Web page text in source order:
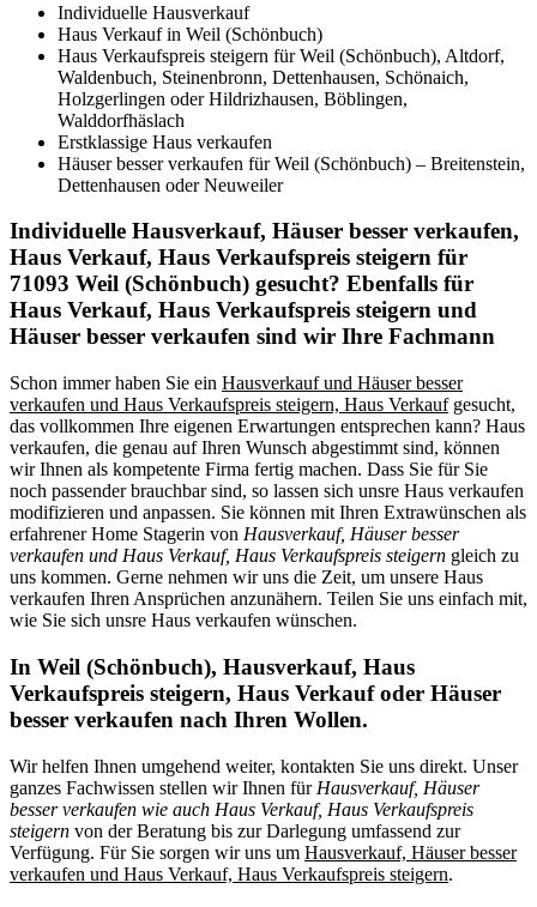
Individuelle Hausverkauf
Haus Verkauf in Weil (Schönbuch)
Haus Verkaufspreis steigern für Weil (Schönbuch), Altdorf,
Waldenbuch, Steinenbronn, Dettenhausen, Schönaich,
Holzgerlingen oder Hildrizhausen, Böblingen,
Walddorfhäslach
Erstklassige Haus verkaufen
Häuser besser verkaufen für Weil (Schönbuch) – Breitenstein,
Dettenhausen oder Neuweiler
Individuelle Hausverkauf, Häuser besser verkaufen,
Haus Verkauf, Haus Verkaufspreis steigern für
71093 Weil (Schönbuch) gesucht? Ebenfalls für
Haus Verkauf, Haus Verkaufspreis steigern und
Häuser besser verkaufen sind wir Ihre Fachmann
Schon immer haben Sie ein Hausverkauf und Häuser besser
verkaufen und Haus Verkaufspreis steigern, Haus Verkaufgesucht,
das vollkommen Ihre eigenen Erwartungen entsprechen kann? Haus
verkaufen, die genau auf Ihren Wunsch abgestimmt sind, können
wir Ihnen als kompetente Firma fertig machen. Dass Sie für Sie
noch passender brauchbar sind, so lassen sich unsre Haus verkaufen
modifizieren und anpassen. Sie können mit Ihren Extrawünschen als
erfahrener Home Stagerin von Hausverkauf, Häuser besser
verkaufen und Haus Verkauf, Haus Verkaufspreis steigern gleich zu
uns kommen. Gerne nehmen wir uns die Zeit, um unsere Haus
verkaufen Ihren Ansprüchen anzunähern. Teilen Sie uns einfach mit,
wie Sie sich unsre Haus verkaufen wünschen.
In Weil (Schönbuch), Hausverkauf, Haus
Verkaufspreis steigern, Haus Verkauf oder Häuser
besser verkaufen nach Ihren Wollen.
Wir helfen Ihnen umgehend weiter, kontakten Sie uns direkt. Unser
ganzes Fachwissen stellen wir Ihnen für Hausverkauf, Häuser
besser verkaufen wie auch Haus Verkauf, Haus Verkaufspreis
steigern von der Beratung bis zur Darlegung umfassend zur
Verfügung. Für Sie sorgen wir uns um Hausverkauf, Häuser besser
verkaufen und Haus Verkauf, Haus Verkaufspreis steigern.